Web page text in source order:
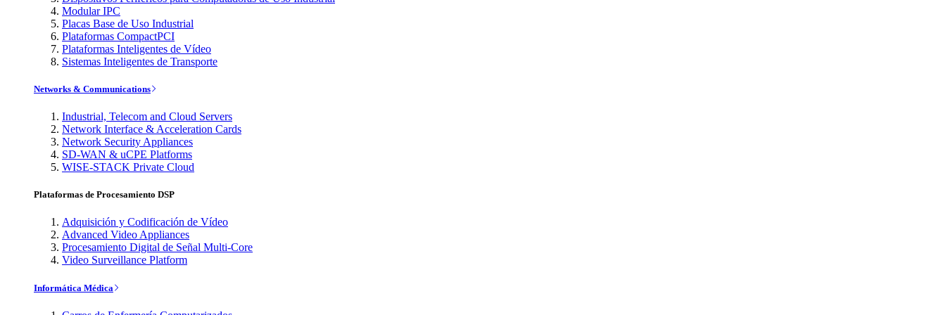
Modular IPC
Placas Base de Uso Industrial
Plataformas CompactPCI
Plataformas Inteligentes de Vídeo
Sistemas Inteligentes de Transporte
Networks & Communications
Industrial, Telecom and Cloud Servers
Network Interface & Acceleration Cards
Network Security Appliances
SD-WAN & uCPE Platforms
WISE-STACK Private Cloud
Plataformas de Procesamiento DSP
Adquisición y Codificación de Vídeo
Advanced Video Appliances
Procesamiento Digital de Señal Multi-Core
Video Surveillance Platform
Informática Médica